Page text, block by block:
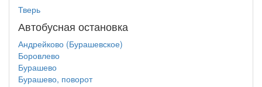
Тверь
Автобусная остановка
Андрейково (Бурашевское)
Боровлево
Бурашево
Бурашево, поворот